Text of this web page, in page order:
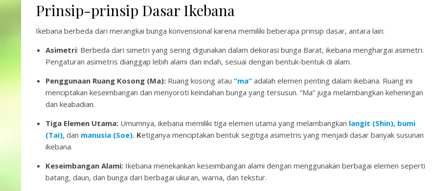
Prinsip-prinsip Dasar Ikebana
Ikebana berbeda dari merangkai bunga konvensional karena memiliki beberapa prinsip dasar, antara lain:
Asimetri: Berbeda dari simetri yang sering digunakan dalam dekorasi bunga Barat, ikebana menghargai asimetri.
Pengaturan asimetris dianggap lebih alami dan indah, sesuai dengan bentuk-bentuk di alam.
Penggunaan Ruang Kosong (Ma): Ruang kosong atau “ma” adalah elemen penting dalam ikebana. Ruang ini
menciptakan keseimbangan dan menyoroti keindahan bunga yang tersusun. “Ma” juga melambangkan keheningan
dan keabadian.
Tiga Elemen Utama: Umumnya, ikebana memiliki tiga elemen utama yang melambangkan langit (Shin), bumi
(Tai), dan manusia (Soe). Ketiganya menciptakan bentuk segitiga asimetris yang menjadi dasar banyak susunan
ikebana.
Keseimbangan Alami: Ikebana menekankan keseimbangan alami dengan menggunakan berbagai elemen seperti
batang, daun, dan bunga dari berbagai ukuran, warna, dan tekstur.